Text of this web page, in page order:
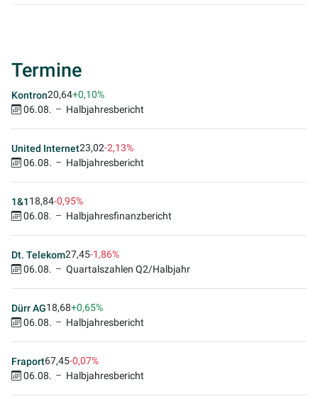
Termine
Kontron20,64+0,10%
06.08.
Halbjahresbericht
United Internet23,02-2,13%
06.08.
Halbjahresbericht
1&118,84-0,95%
06.08.
Halbjahresfinanzbericht
Dt. Telekom27,45-1,86%
06.08.
Quartalszahlen Q2/Halbjahr
Dürr AG18,68+0,65%
06.08.
Halbjahresbericht
Fraport67,45-0,07%
06.08.
Halbjahresbericht